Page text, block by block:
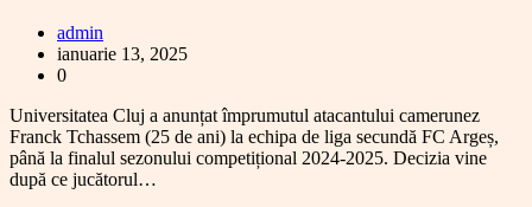
admin
ianuarie 13, 2025
0
Universitatea Cluj a anunțat împrumutul atacantului camerunez
Franck Tchassem (25 de ani) la echipa de liga secundă FC Argeș,
până la finalul sezonului competițional 2024-2025. Decizia vine
după ce jucătorul…